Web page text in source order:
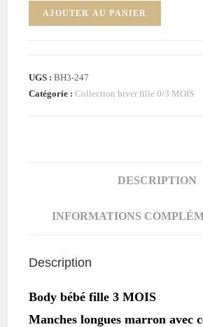
quantité
de
cœur
bébé
AJOUTER AU PANIER
UGS :BH3-247
Catégorie :Collection hiver fille 0/3 MOIS
DESCRIPTION
INFORMATIONS
Description
Body bébé fille 3 MOIS
Manches longues marron avec